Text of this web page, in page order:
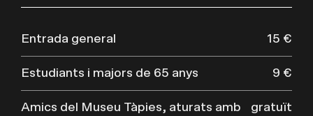
Entrada general 15 €
Estudiants i majors de 65 anys 9 €
Amics del Museu Tàpies, aturats amb
gratuït